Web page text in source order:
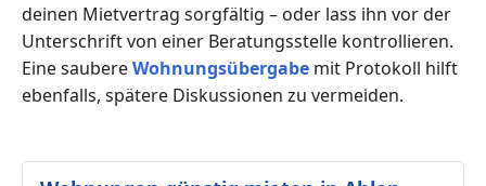
deinen Mietvertrag sorgfältig – oder lass ihn vor der
Unterschrift von einer Beratungsstelle kontrollieren.
Eine saubereWohnungsübergabe mit Protokoll hilft
ebenfalls, spätere Diskussionen zu vermeiden.